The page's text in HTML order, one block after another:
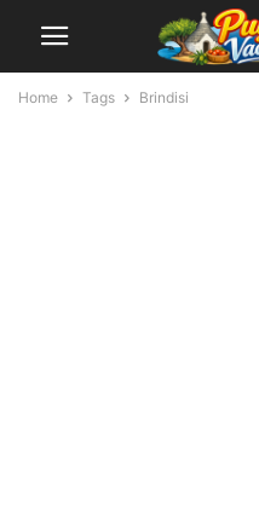
Home Tags Brindisi